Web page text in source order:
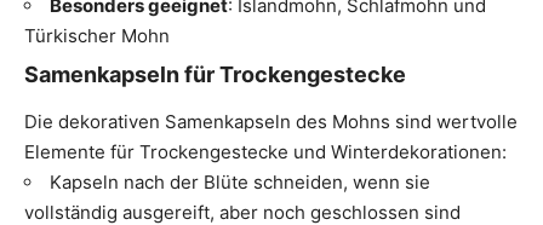
Besonders geeignet: Islandmohn, Schlafmohn und
Türkischer Mohn
Samenkapseln für Trockengestecke
Die dekorativen Samenkapseln des Mohns sind wertvolle
Elemente für Trockengestecke und Winterdekorationen:
Kapseln nach der Blüte schneiden, wenn sie
vollständig ausgereift, aber noch geschlossen sind